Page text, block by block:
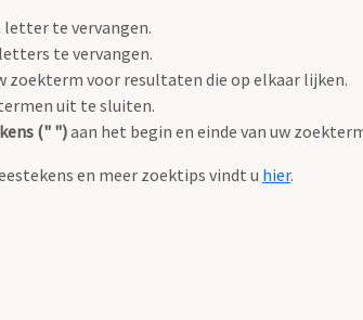
letter te vervangen.
te vervangen.
zoekterm voor resultaten die op elkaar lijken.
uit te sluiten.
(" ")aan het begin en einde van uw
en meer zoektips vindt u hier.